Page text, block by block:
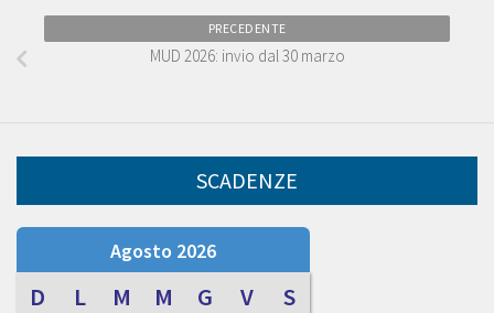
PRECEDENTE
MUD 2026: invio dal 30 marzo
SCADENZE
Agosto 2026
D L M M G V S